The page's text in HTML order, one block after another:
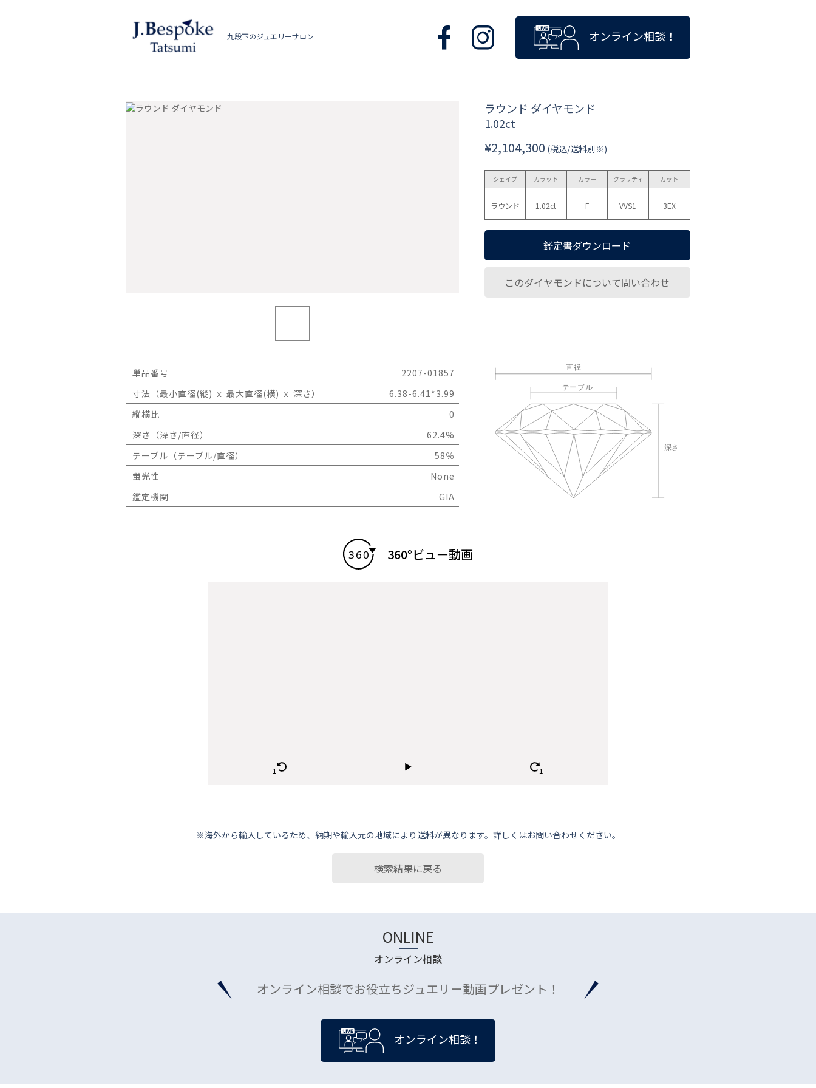
九段下のジュエリーサロン オンライン相談！
ラウンド ダイヤモンド
1.02ct
¥2,104,300 (税込/送料別※)
シェイプ
ラウンド
カラット
1.02ct
カラー
F
クラリティ
VVS1
カット
3EX
鑑定書ダウンロード
このダイヤモンドについて問い合わせ
単品番号
2207-01857
寸法（最小直径(縦) ｘ 最大直径(横) ｘ 深さ）
6.38-6.41*3.99
縦横比
0
深さ（深さ/直径）
62.4%
テーブル（テーブル/直径）
58％
蛍光性
None
鑑定機関
GIA
360°ビュー動画
※海外から輸⼊しているため、納期や輸⼊元の地域により送料が異なります。詳しくはお問い合わせください。
検索結果に戻る
ONLINE
オンライン相談
オンライン相談でお役立ちジュエリー動画プレゼント！
オンライン相談！